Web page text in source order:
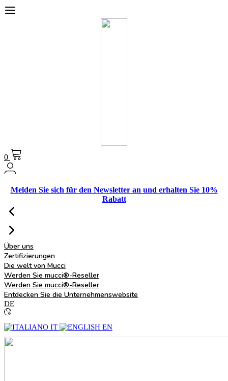
0
Melden Sie sich für den Newsletter an und erhalten Sie 10%
Rabatt
Über uns
Zertifizierungen
Die welt von Mucci
Werden Sie mucci®-Reseller
Werden Sie mucci®-Reseller
Entdecken Sie die Unternehmenswebsite
DE
IT EN